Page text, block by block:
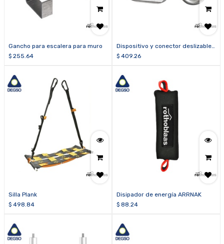
Gancho para escalera para muro
$ 255.64
Dispositivo y conector deslizable
fijo SLIDE2
$ 409.26
Silla Plank
$ 498.84
Disipador de energía ARRNAK
$ 88.24